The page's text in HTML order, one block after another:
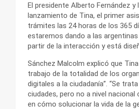
El presidente Alberto Fernández
lanzamiento de Tina, el primer
trámites las 24 horas de los 365
estaremos dando a las
partir de la interacción y está
Sánchez Malcolm explicó que
trabajo de la totalidad de los
digitales a la ciudadanía”. “Se
ciudades, pero no a nivel
en cómo solucionar la vida de la